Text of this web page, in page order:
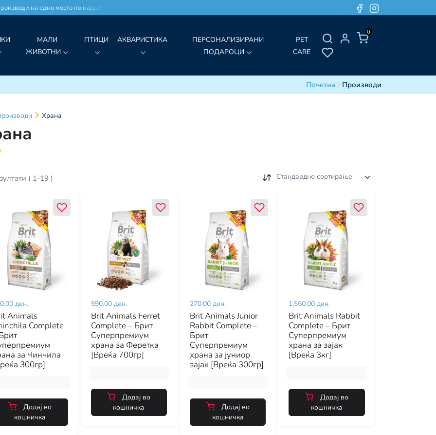
на едно место по најдобри цени!
0
МАЛИ
ЖИВОТНИ
ПТИЦИ АКВАРИСТИКА
ПЕРСОНАЛИЗИРАНИ
ПОДАРОЦИ
PET
CARE
Почетна Производи
Храна
( 1-19 ) Стандардно сортирање
ден.
Animals
Complete
за Чинчила
300гр]
Додај во
кошничка
590.00 ден.
Brit Animals Ferret
Complete – Брит
Суперпремиум
храна за Феретка
[Вреќа 700гр]
Додај во
кошничка
270.00 ден.
Brit Animals Junior
Rabbit Complete –
Брит
Суперпремиум
храна за јуниор
зајак [Вреќа 300гр]
Додај во
кошничка
1,550.00 ден.
Brit Animals Rabbit
Complete – Брит
Суперпремиум
храна за зајак
[Вреќа 3кг]
Додај во
кошничка